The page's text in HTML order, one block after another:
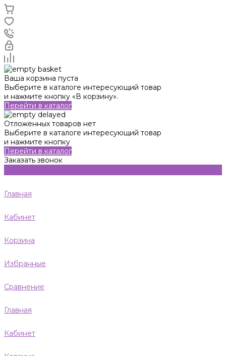
Ваша корзина пуста
Выберите в каталоге интересующий товар
и нажмите кнопку «В корзину».
Перейти в каталог
Отложенных товаров нет
Выберите в каталоге интересующий товар
и нажмите кнопку
Перейти в каталог
Заказать звонок
Главная
Кабинет
Корзина
Избранные
Сравнение
Главная
Кабинет